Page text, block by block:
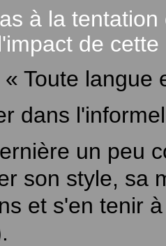
à la
de
Toute langue
dans
un peu
son style, sa
et s'en tenir